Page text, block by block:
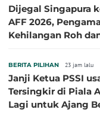
Dijegal Singapura
AFF 2026,
Kehilangan Roh
BERITA PILIHAN 23 jam lalu
Janji Ketua PSSI
Tersingkir di Piala
Lagi untuk Ajang